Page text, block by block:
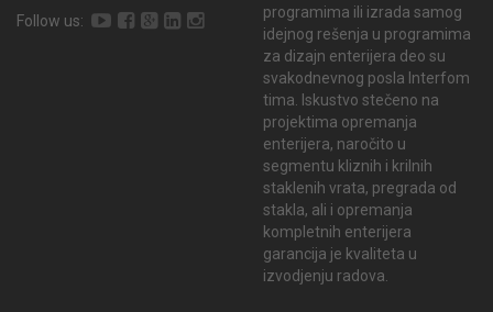
Follow us:
programima ili izrada samog
idejnog rešenja u programima
za dizajn enterijera deo su
svakodnevnog posla Interfom
tima. Iskustvo stečeno na
projektima opremanja
enterijera, naročito u
segmentu kliznih i krilnih
staklenih vrata, pregrada od
stakla, ali i opremanja
kompletnih enterijera
garancija je kvaliteta u
izvodjenju radova.